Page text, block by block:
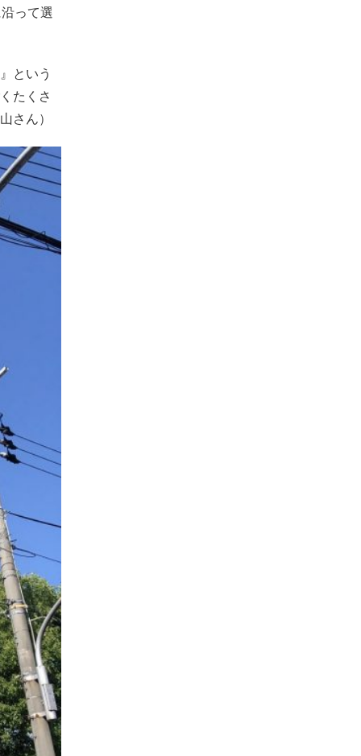
って選
という
たくさ
さん）